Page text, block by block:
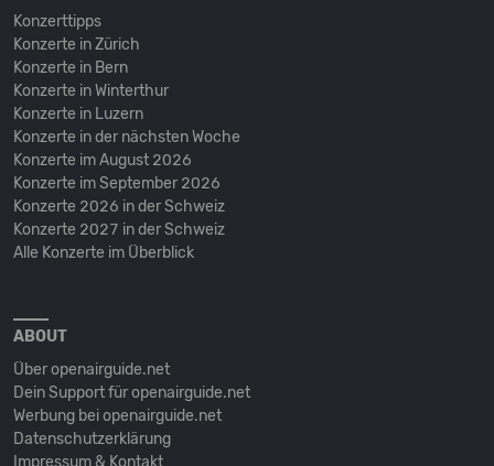
Konzerttipps
Konzerte in Zürich
Konzerte in Bern
Konzerte in Winterthur
Konzerte in Luzern
Konzerte in der nächsten Woche
Konzerte im August 2026
Konzerte im September 2026
Konzerte 2026 in der Schweiz
Konzerte 2027 in der Schweiz
Alle Konzerte im Überblick
ABOUT
Über openairguide.net
Dein Support für openairguide.net
Werbung bei openairguide.net
Datenschutz­erklärung